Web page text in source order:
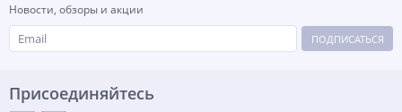
Новости, обзоры и акции
ПОДПИСАТЬСЯ
Присоединяйтесь